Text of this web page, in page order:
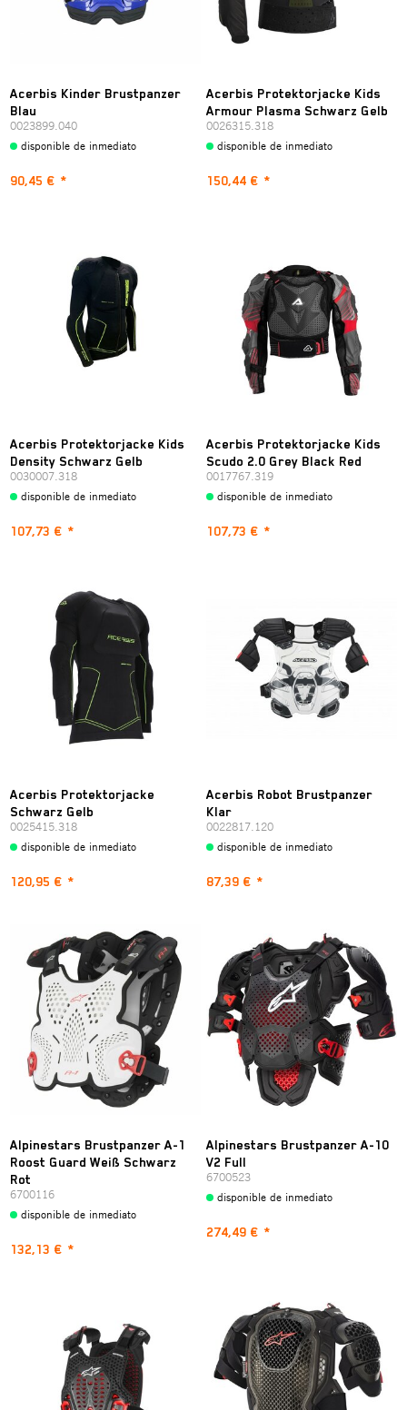
Acerbis Kinder Brustpanzer
Blau
0023899.040
disponible de inmediato
90,45 € *
Acerbis Protektorjacke Kids
Armour Plasma Schwarz Gelb
0026315.318
disponible de inmediato
150,44 € *
Acerbis Protektorjacke Kids
Density Schwarz Gelb
0030007.318
disponible de inmediato
107,73 € *
Acerbis Protektorjacke Kids
Scudo 2.0 Grey Black Red
0017767.319
disponible de inmediato
107,73 € *
Acerbis Protektorjacke
Schwarz Gelb
0025415.318
disponible de inmediato
120,95 € *
Acerbis Robot Brustpanzer
Klar
0022817.120
disponible de inmediato
87,39 € *
Alpinestars Brustpanzer A-1
Roost Guard Weiß Schwarz
Rot
6700116
disponible de inmediato
132,13 € *
Alpinestars Brustpanzer A-10
V2 Full
6700523
disponible de inmediato
274,49 € *